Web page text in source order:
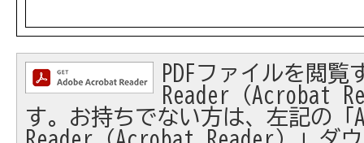
PDFファイルを閲覧
Reader（Acrobat
す。お持ちでない方は、左記の「
Reader（Acrobat Reader）」ダ